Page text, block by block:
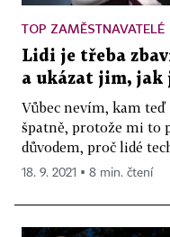
TOP ZAMĚSTNAVATELÉ
Lidi je třeba
a ukázat jim, jak
Vůbec nevím, kam
špatně, protože mi to
důvodem, proč lidé
18. 9. 2021 ▪ 8 min. čtení